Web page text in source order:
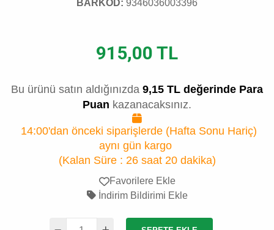
BARKOD: 9346036003396
915,00 TL
Bu ürünü satın aldığınızda 9,15 TL değerinde Para
Puan kazanacaksınız.
14:00'dan önceki siparişlerde (Hafta Sonu Hariç)
aynı gün kargo
(Kalan Süre : 26 saat 20 dakika)
Favorilere Ekle
İndirim Bildirimi Ekle